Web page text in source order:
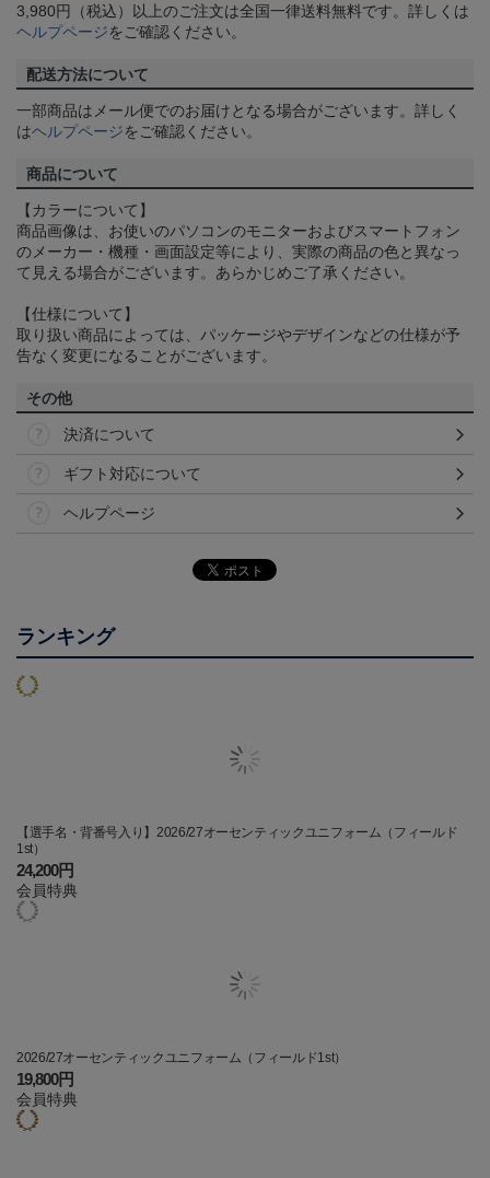
3,980円（税込）以上のご注文は全国一律送料無料です。詳しくは
ヘルプページをご確認ください。
配送方法について
一部商品はメール便でのお届けとなる場合がございます。詳しく
はヘルプページをご確認ください。
商品について
【カラーについて】
商品画像は、お使いのパソコンのモニターおよびスマートフォン
のメーカー・機種・画面設定等により、実際の商品の色と異なっ
て見える場合がございます。あらかじめご了承ください。
【仕様について】
取り扱い商品によっては、パッケージやデザインなどの仕様が予
告なく変更になることがございます。
その他
決済について
ギフト対応について
ヘルプページ
ランキング
【選手名・背番号入り】2026/27オーセンティックユニフォーム（フィールド
1st）
24,200円
会員特典
2026/27オーセンティックユニフォーム（フィールド1st）
19,800円
会員特典